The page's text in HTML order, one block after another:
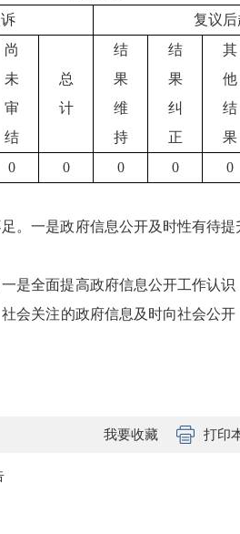
复议
尚
未
审
结
总
计
结
果
维
持
结
果
纠
正
其
他
结
果
0 0 0 0 0
。一是政府信息公开及时性有待
是全面提高政府信息公开工作认
会关注的政府信息及时向社会公
我要收藏 打印